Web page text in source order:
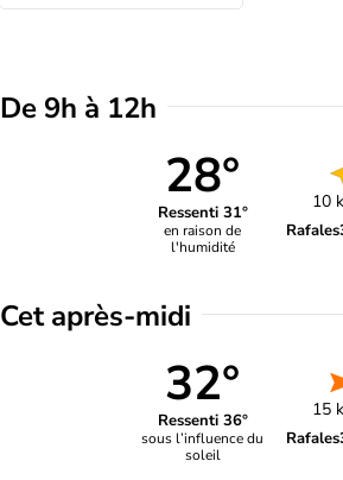
De 9h à 12h
28°
Ressenti 31°
en raison de
l'humidité
10
Rafales
Cet après-midi
32°
Ressenti 36°
sous l’influence du
soleil
15
Rafales